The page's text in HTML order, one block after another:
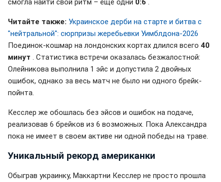
Читайте также: Украинское дерби на старте и битва с
"нейтральной": сюрпризы жеребьевки Уимблдона-2026
Поединок-кошмар на лондонских кортах длился всего 40
минут . Статистика встречи оказалась безжалостной:
Олейникова выполнила 1 эйс и допустила 2 двойных
ошибок, однако за весь матч не было ни одного брейк-
пойнта.
Кесслер же обошлась без эйсов и ошибок на подаче,
реализовав 6 брейков из 6 возможных. Пока Александра
пока не имеет в своем активе ни одной победы на траве.
Уникальный рекорд американки
Обыграв украинку, Маккартни Кесслер не просто прошла